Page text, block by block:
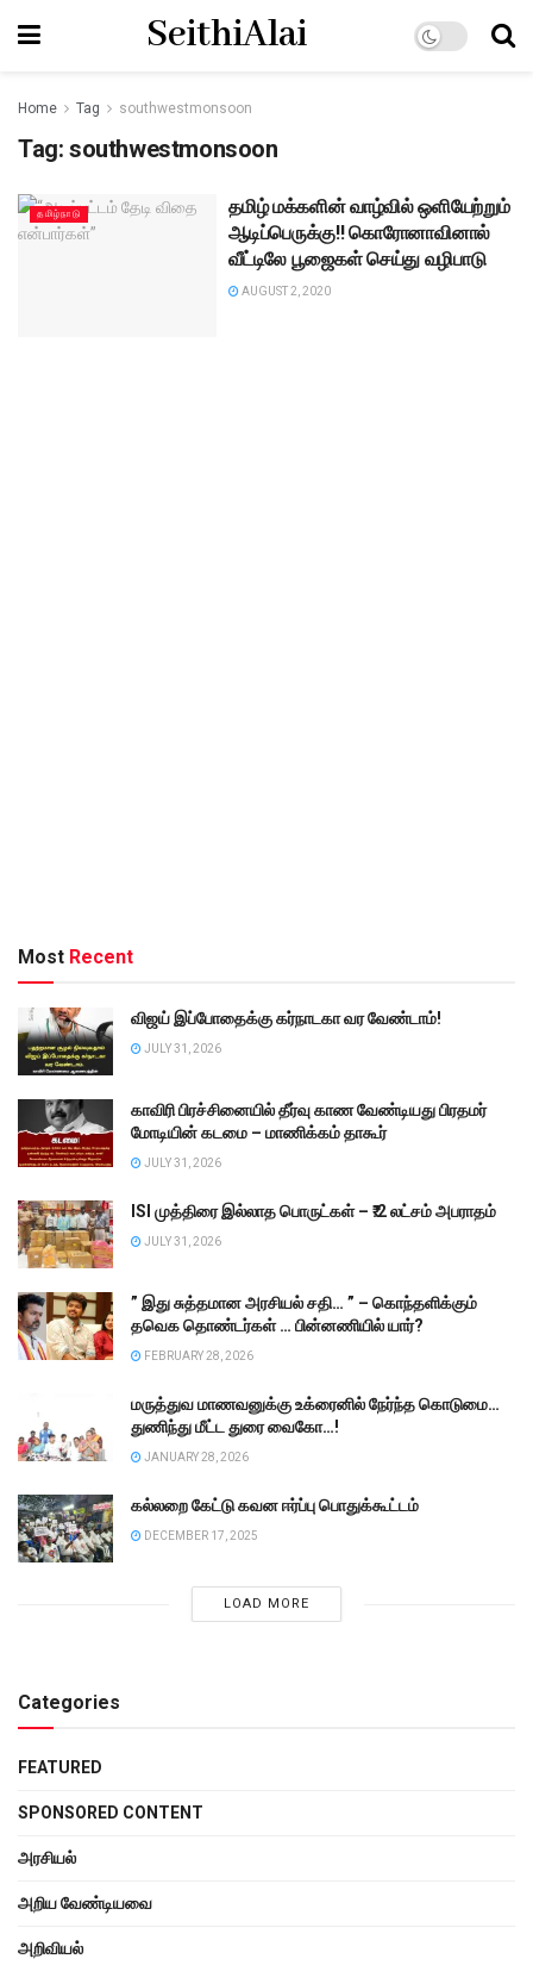
SeithiAlai
Home Tag southwestmonsoon
Tag: southwestmonsoon
தமிழ்நாடு
தமிழ் மக்களின் வாழ்வில் ஒளியேற்றும்
ஆடிப்பெருக்கு!! கொரோனாவினால்
வீட்டிலே பூஜைகள் செய்து வழிபாடு
AUGUST 2, 2020
Most Recent
விஜய் இப்போதைக்கு கர்நாடகா வர வேண்டாம்!
JULY 31, 2026
காவிரி பிரச்சினையில் தீர்வு காண வேண்டியது பிரதமர்
மோடியின் கடமை – மாணிக்கம் தாகூர்
JULY 31, 2026
ISI முத்திரை இல்லாத பொருட்கள் – ₹.2 லட்சம் அபராதம்
JULY 31, 2026
” இது சுத்தமான அரசியல் சதி… ” – கொந்தளிக்கும்
தவெக தொண்டர்கள் … பின்னணியில் யார்?
FEBRUARY 28, 2026
மருத்துவ மாணவனுக்கு உக்ரைனில் நேர்ந்த கொடுமை…
துணிந்து மீட்ட துரை வைகோ…!
JANUARY 28, 2026
கல்லறை கேட்டு கவன ஈர்ப்பு பொதுக்கூட்டம்
DECEMBER 17, 2025
LOAD MORE
Categories
FEATURED
SPONSORED CONTENT
அரசியல்
அறிய வேண்டியவை
அறிவியல்